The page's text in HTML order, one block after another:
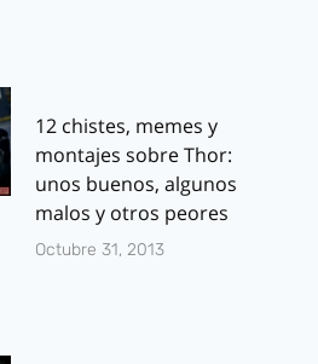
12 chistes, memes y
montajes sobre Thor:
unos buenos, algunos
malos y otros peores
Octubre 31, 2013